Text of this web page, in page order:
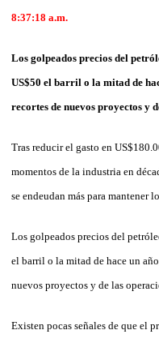
8:37:18 a.m.
Los golpeados precios del
US$50 el barril o la mitad de
recortes de nuevos proyectos y
Tras reducir el gasto en
momentos de la industria en
se endeudan más para mantener
Los golpeados precios del
el barril o la mitad de hace un
nuevos proyectos y de las
Existen pocas señales de que el